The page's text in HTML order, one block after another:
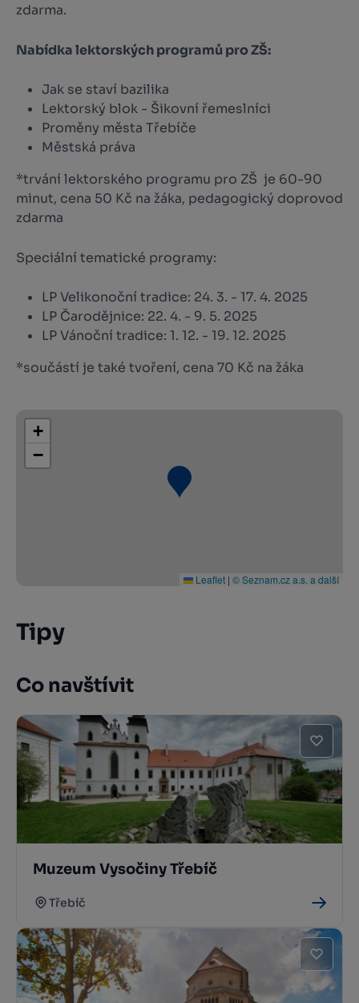
zdarma.
Nabídka lektorských programů pro ZŠ:
Jak se staví bazilika
Lektorský blok - Šikovní řemeslníci
Proměny města Třebíče
Městská práva
*trvání lektorského programu pro ZŠ je 60-90
minut, cena 50 Kč na žáka, pedagogický doprovod
zdarma
Speciální tematické programy:
LP Velikonoční tradice: 24. 3. - 17. 4. 2025
LP Čarodějnice: 22. 4. - 9. 5. 2025
LP Vánoční tradice: 1. 12. - 19. 12. 2025
*součástí je také tvoření, cena 70 Kč na žáka
+
−
Leaflet | © Seznam.cz a.s. a další
Tipy
Co navštívit
Muzeum Vysočiny Třebíč
Třebíč